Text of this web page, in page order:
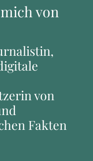
von
von
Fakten